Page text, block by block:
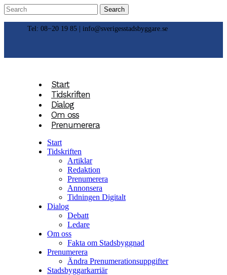
Tel: 08−20 19 85 | info@sverigesstadsbyggare.se
Start
Tidskriften
Dialog
Om oss
Prenumerera
Start
Tidskriften
Artiklar
Redaktion
Prenumerera
Annonsera
Tidningen Digitalt
Dialog
Debatt
Ledare
Om oss
Fakta om Stadsbyggnad
Prenumerera
Ändra Prenumerationsuppgifter
Stadsbyggarkarriär